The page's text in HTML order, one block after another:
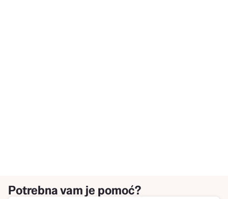
Potrebna vam je pomoć?